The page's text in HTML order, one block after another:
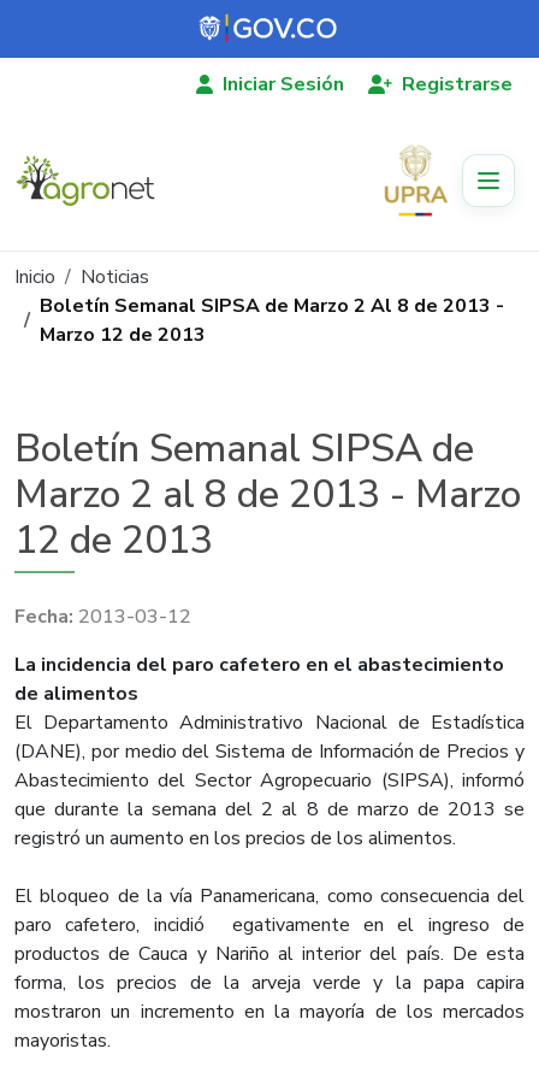
Pasar al contenido principal
Iniciar Sesión Registrarse
Ruta de navegación
Inicio
Noticias
Boletín Semanal SIPSA de Marzo 2 Al 8 de 2013 -
Marzo 12 de 2013
Boletín Semanal SIPSA de
Marzo 2 al 8 de 2013 - Marzo
12 de 2013
2013-03-12
​La incidencia del paro cafetero en el abastecimiento
de alimentos
El Departamento Administrativo Nacional de Estadística
(DANE), por medio del Sistema de Información de Precios y
Abastecimiento del Sector Agropecuario (SIPSA), informó
que durante la semana del 2 al 8 de marzo de 2013 se
registró un aumento en los precios de los alimentos.
El bloqueo de la vía Panamericana, como consecuencia del
paro cafetero, incidió egativamente en el ingreso de
productos de Cauca y Nariño al interior del país. De esta
forma, los precios de la arveja verde y la papa capira
mostraron un incremento en la mayoría de los mercados
mayoristas.